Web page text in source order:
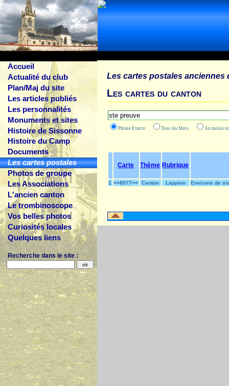
Accueil
Actualité du club
Plan/Maj du site
Les articles publiés
Les personnalités
Monuments et sites
Histoire de Sissonne
Histoire du Camp
Documents
Les cartes postales
Photos de groupe
Les Associations
L'ancien canton
Le trombinoscope
Vos belles photos
Curiosités locales
Quelques liens
Recherche dans le site :
Les cartes postales anciennes
Les cartes du canton
Phrase Exacte Tous les Mots Au
Carte Thème Rubrique
1 ==8077== Canton Lappion Environs de